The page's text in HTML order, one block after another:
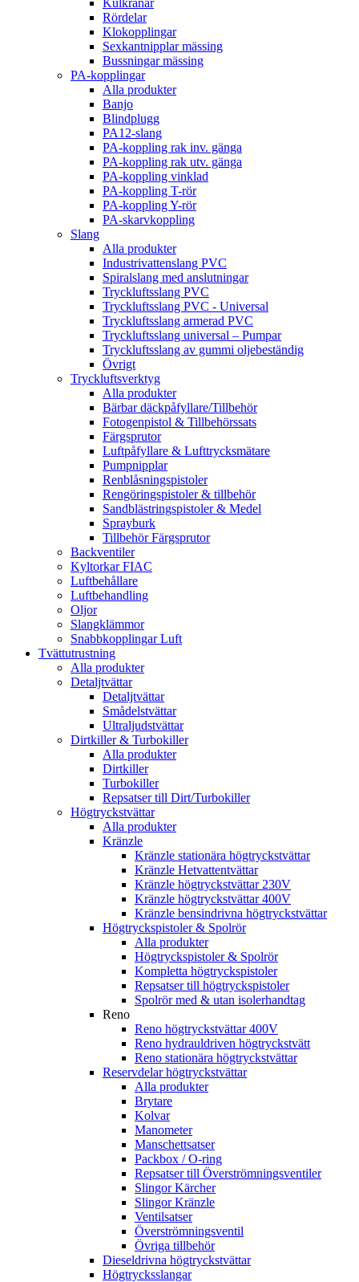
Kulkranar
Rördelar
Klokopplingar
Sexkantnipplar mässing
Bussningar mässing
PA-kopplingar
Alla produkter
Banjo
Blindplugg
PA12-slang
PA-koppling rak inv. gänga
PA-koppling rak utv. gänga
PA-koppling vinklad
PA-koppling T-rör
PA-koppling Y-rör
PA-skarvkoppling
Slang
Alla produkter
Industrivattenslang PVC
Spiralslang med anslutningar
Tryckluftsslang PVC
Tryckluftsslang PVC - Universal
Tryckluftsslang armerad PVC
Tryckluftsslang universal – Pumpar
Tryckluftsslang av gummi oljebeständig
Övrigt
Tryckluftsverktyg
Alla produkter
Bärbar däckpåfyllare/Tillbehör
Fotogenpistol & Tillbehörssats
Färgsprutor
Luftpåfyllare & Lufttrycksmätare
Pumpnipplar
Renblåsningspistoler
Rengöringspistoler & tillbehör
Sandblästringspistoler & Medel
Sprayburk
Tillbehör Färgsprutor
Backventiler
Kyltorkar FIAC
Luftbehållare
Luftbehandling
Oljor
Slangklämmor
Snabbkopplingar Luft
Tvättutrustning
Alla produkter
Detaljtvättar
Detaljtvättar
Smådelstvättar
Ultraljudstvättar
Dirtkiller & Turbokiller
Alla produkter
Dirtkiller
Turbokiller
Repsatser till Dirt/Turbokiller
Högtryckstvättar
Alla produkter
Kränzle
Kränzle stationära högtryckstvättar
Kränzle Hetvattentvättar
Kränzle högtryckstvättar 230V
Kränzle högtryckstvättar 400V
Kränzle bensindrivna högtryckstvättar
Högtryckspistoler & Spolrör
Alla produkter
Högtryckspistoler & Spolrör
Kompletta högtryckspistoler
Repsatser till högtryckspistoler
Spolrör med & utan isolerhandtag
Reno
Reno högtryckstvättar 400V
Reno hydrauldriven högtryckstvätt
Reno stationära högtryckstvättar
Reservdelar högtryckstvättar
Alla produkter
Brytare
Kolvar
Manometer
Manschettsatser
Packbox / O-ring
Repsatser till Överströmningsventiler
Slingor Kärcher
Slingor Kränzle
Ventilsatser
Överströmningsventil
Övriga tillbehör
Dieseldrivna högtryckstvättar
Högtrycksslangar